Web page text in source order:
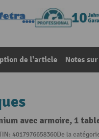
de l'article Notes
avec armoire, 1
4017976658360De la